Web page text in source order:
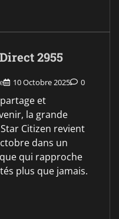
2955
10 Octobre 2025 0
et
la grande
Citizen revient
dans un
qui rapproche
plus que jamais.